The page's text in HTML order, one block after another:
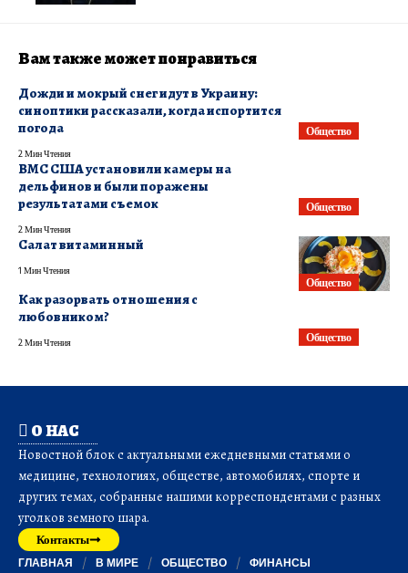
Вам также может понравиться
Общество
​Дожди и мокрый снег идут в Украину:
синоптики рассказали, когда испортится
погода
2 Мин Чтения
Общество
ВМС США установили камеры на
дельфинов и были поражены
результатами съемок
2 Мин Чтения
Общество
Салат витаминный
1 Мин Чтения
Общество
Как разорвать отношения с
любовником?
2 Мин Чтения
О НАС
Новостной блок с актуальными ежедневными статьями о
медицине, технологиях, обществе, автомобилях, спорте и
других темах, собранные нашими корреспондентами с разных
уголков земного шара.
Контакты
ГЛАВНАЯ В МИРЕ ОБЩЕСТВО ФИНАНСЫ